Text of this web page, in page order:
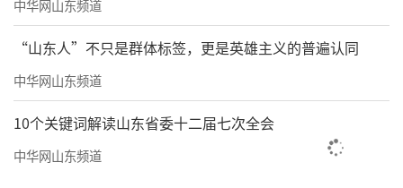
中华网山东频道
“山东人”不只是群体标签，更是英雄主义的普遍认同
中华网山东频道
10个关键词解读山东省委十二届七次全会
中华网山东频道